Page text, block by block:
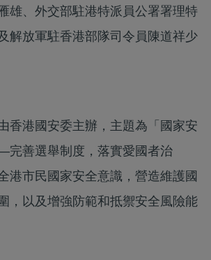
雄、外交部駐港特派員公署署理特
解放軍駐香港部隊司令員陳道祥少
香港國安委主辦，主題為「國家安
善選舉制度，落實愛國者治
港市民國家安全意識，營造維護國
，以及增強防範和抵禦安全風險能